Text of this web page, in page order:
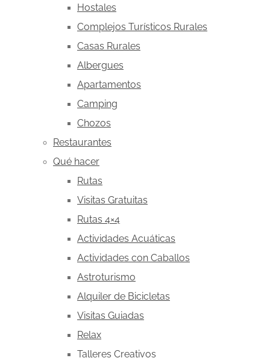
Hostales
Complejos Turísticos Rurales
Casas Rurales
Albergues
Apartamentos
Camping
Chozos
Restaurantes
Qué hacer
Rutas
Visitas Gratuitas
Rutas 4×4
Actividades Acuáticas
Actividades con Caballos
Astroturismo
Alquiler de Bicicletas
Visitas Guiadas
Relax
Talleres Creativos